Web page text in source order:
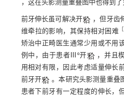
，这在头影测量重叠图中也得到了
前牙伸长虽可解决开
，但牙齿
维牵拉的影响，其保持相对困难
矫治中正畸医生通常少用或不用
例中，由于患者Ⅲ°开
，并且
用相对有限，因此考虑适量伸长
前牙开
。本研究头影测量重叠
患者下前牙有一定程度的伸长，